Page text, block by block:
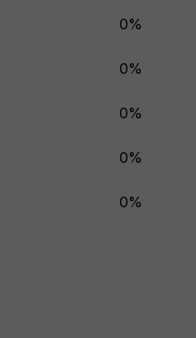
0%
0%
0%
0%
0%